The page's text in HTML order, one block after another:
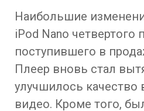
Наибольшие
iPod Nano четвертого
поступившего в
Плеер вновь стал
улучшилось качество
видео. Кроме того,